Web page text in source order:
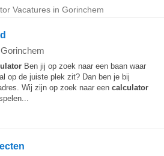
Vacatures in Gorinchem
Gorinchem
Ben jij op zoek naar een baan waar
op de juiste plek zit? Dan ben je bij
Wij zijn op zoek naar een calculator